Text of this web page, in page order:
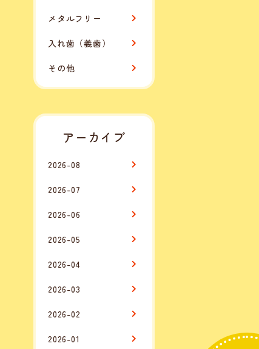
メタルフリー
入れ歯（義歯）
その他
アーカイブ
2026-08
2026-07
2026-06
2026-05
2026-04
2026-03
2026-02
2026-01